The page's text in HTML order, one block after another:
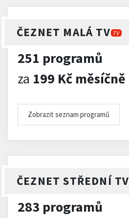
ČEZNET MALÁ TV TV
251 programů
za 199 Kč měsíčně
Zobrazit seznam programů
ČEZNET STŘEDNÍ TV
283 programů